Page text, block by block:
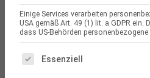
PV Aufständerung Flachdach
Einige Services verarbeiten
USA gemäß Art. 49 (1) lit. a GDPR
dass US-Behörden
ES FOLGT EINE LISTE DER
Essenziell